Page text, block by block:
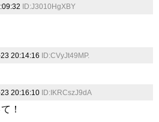
ID:J3010HgXBY
20:14:16 ID:CVyJt49MP.
20:16:10 ID:IKRCszJ9dA
！